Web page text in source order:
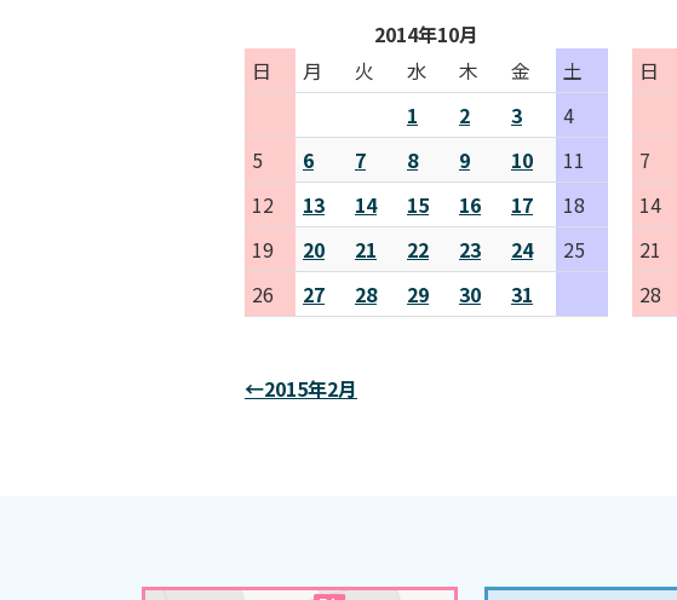
2014年10月
日
月 火 水 木 金
土
1
2 3
4
5
6 7 8 9 10
11
12
13 14 15 16 17
18
19
20 21 22 23 24
25
26
27 28 29 30 31
日
7
14
21
28
←2015年2月